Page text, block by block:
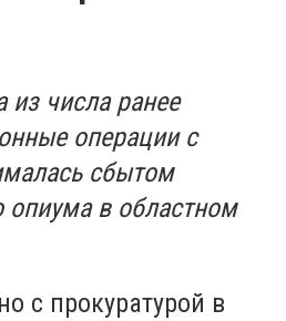
из числа ранее
операции с
сбытом
опиума в областном
с прокуратурой в